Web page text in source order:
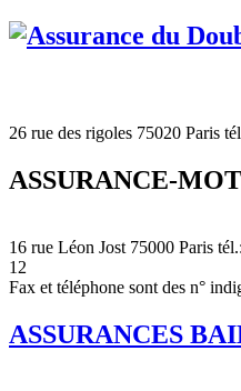
26 rue des rigoles 75020 Paris
ASSURANCE-
16 rue Léon Jost 75000 Paris
12
Fax et téléphone sont des n°
ASSURANCES